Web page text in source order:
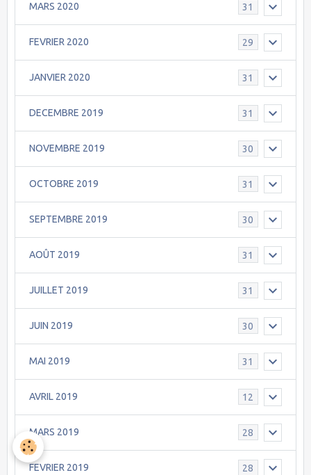
MARS 2020 31
FEVRIER 2020 29
JANVIER 2020 31
DECEMBRE 2019 31
NOVEMBRE 2019 30
OCTOBRE 2019 31
SEPTEMBRE 2019 30
AOÛT 2019 31
JUILLET 2019 31
JUIN 2019 30
MAI 2019 31
AVRIL 2019 12
MARS 2019 28
FEVRIER 2019 28